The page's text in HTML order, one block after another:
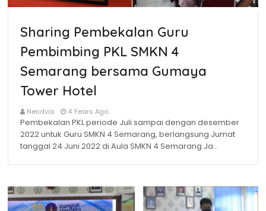
Sharing Pembekalan Guru
Pembimbing PKL SMKN 4
Semarang bersama Gumaya
Tower Hotel
Nendvia 4 Years Ago
Pembekalan PKL periode Juli sampai dengan desember
2022 untuk Guru SMKN 4 Semarang, berlangsung Jumat
tanggal 24 Juni 2022 di Aula SMKN 4 Semarang Ja…